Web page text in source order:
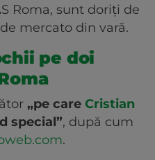
Roma, sunt doriți de
mercato din vară.
pe doi
„pe care Cristian
special”, după cum
.